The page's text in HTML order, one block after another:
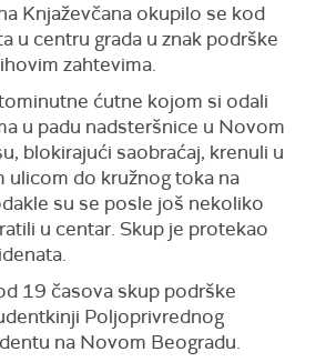
Knjaževčana okupilo se kod
u centru grada u znak podrške
zahtevima.
ćutne kojom si odali
u padu nadsteršnice u Novom
blokirajući saobraćaj, krenuli u
ulicom do kružnog toka na
su se posle još nekoliko
u centar. Skup je protekao
19 časova skup podrške
Poljoprivrednog
na Novom Beogradu.